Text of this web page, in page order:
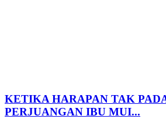
KETIKA HARAPAN TAK
PERJUANGAN IBU MUI...